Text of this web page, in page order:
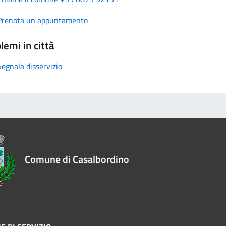
un appuntamento
in città
disservizio
Comune di Casalbordino